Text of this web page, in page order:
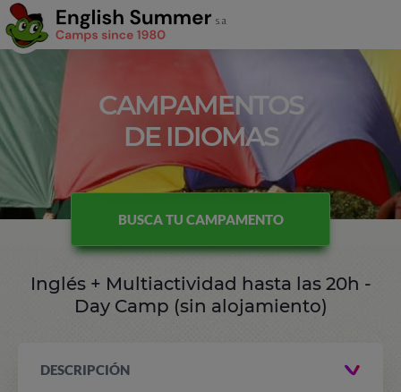
CAMPAMENTOS
DE IDIOMAS
BUSCA TU CAMPAMENTO
Inglés + Multiactividad hasta las 20h -
Day Camp (sin alojamiento)
DESCRIPCIÓN